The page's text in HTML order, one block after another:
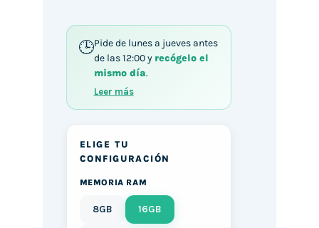
Pide de lunes a jueves antes
de las 12:00 y recógelo el
mismo día.
Leer más
ELIGE TU
CONFIGURACIÓN
MEMORIA RAM
8GB 16GB